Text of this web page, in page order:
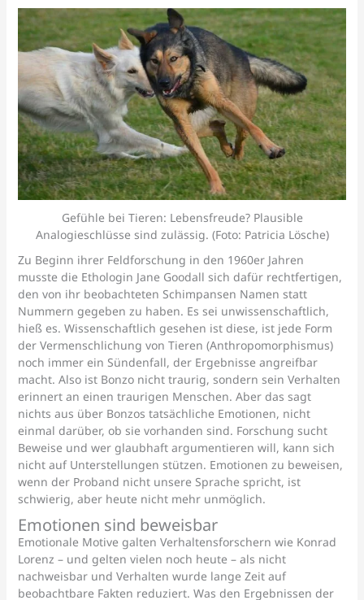
Gefühle bei Tieren: Lebensfreude? Plausible
Analogieschlüsse sind zulässig. (Foto: Patricia Lösche)
Zu Beginn ihrer Feldforschung in den 1960er Jahren
musste die Ethologin Jane Goodall sich dafür rechtfertigen,
den von ihr beobachteten Schimpansen Namen statt
Nummern gegeben zu haben. Es sei unwissenschaftlich,
hieß es. Wissenschaftlich gesehen ist diese, ist jede Form
der Vermenschlichung von Tieren (Anthropomorphismus)
noch immer ein Sündenfall, der Ergebnisse angreifbar
macht. Also ist Bonzo nicht traurig, sondern sein Verhalten
erinnert an einen traurigen Menschen. Aber das sagt
nichts aus über Bonzos tatsächliche Emotionen, nicht
einmal darüber, ob sie vorhanden sind. Forschung sucht
Beweise und wer glaubhaft argumentieren will, kann sich
nicht auf Unterstellungen stützen. Emotionen zu beweisen,
wenn der Proband nicht unsere Sprache spricht, ist
schwierig, aber heute nicht mehr unmöglich.
Emotionen sind beweisbar
Emotionale Motive galten Verhaltensforschern wie Konrad
Lorenz – und gelten vielen noch heute – als nicht
nachweisbar und Verhalten wurde lange Zeit auf
beobachtbare Fakten reduziert. Was den Ergebnissen der